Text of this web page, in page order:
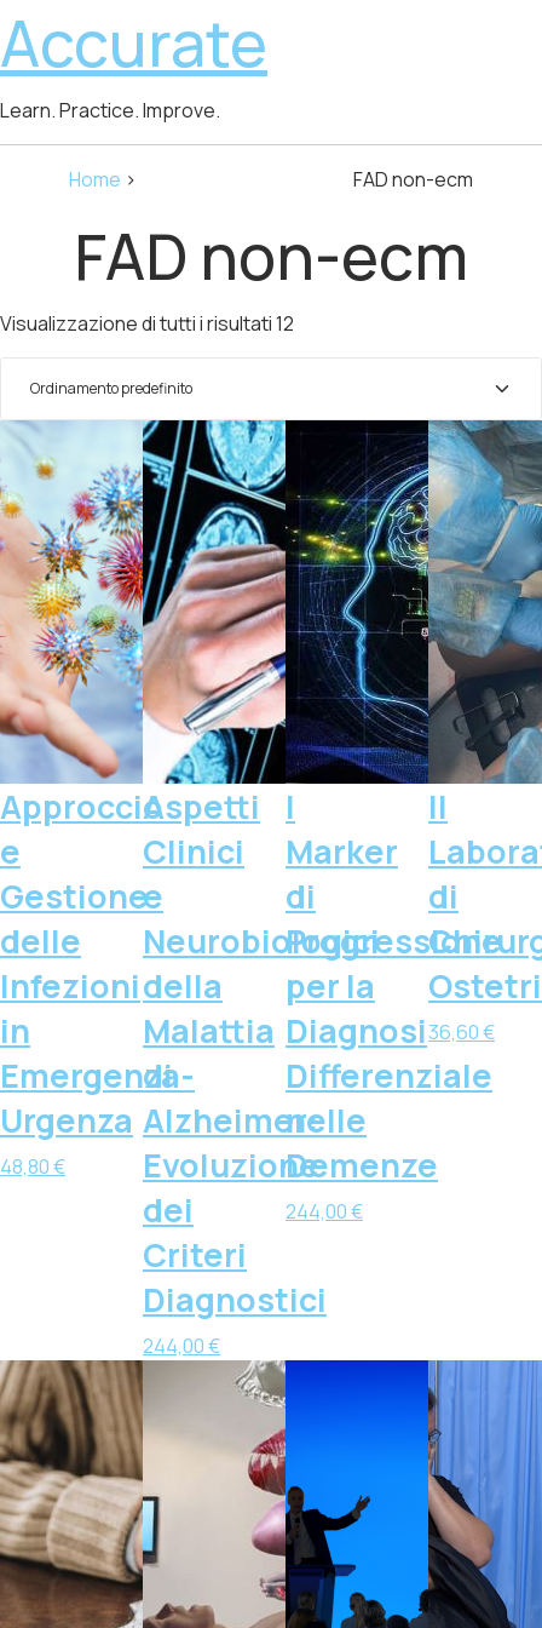
Accurate
Learn. Practice. Improve.
Home FAD non-ecm
FAD non-ecm
Visualizzazione di tutti i risultati 12
Ordinamento predefinito
Approccio
e
Gestione
delle
Infezioni
in
Emergenza-
Urgenza
48,80€
Aspetti
Clinici
e
Neurobiologici
della
Malattia
di
Alzheimer:
Evoluzione
dei
Criteri
Diagnostici
244,00€
I
Marker
di
Progressione
per la
Diagnosi
Differenziale
nelle
Demenze
244,00€
Il
di
36,60€